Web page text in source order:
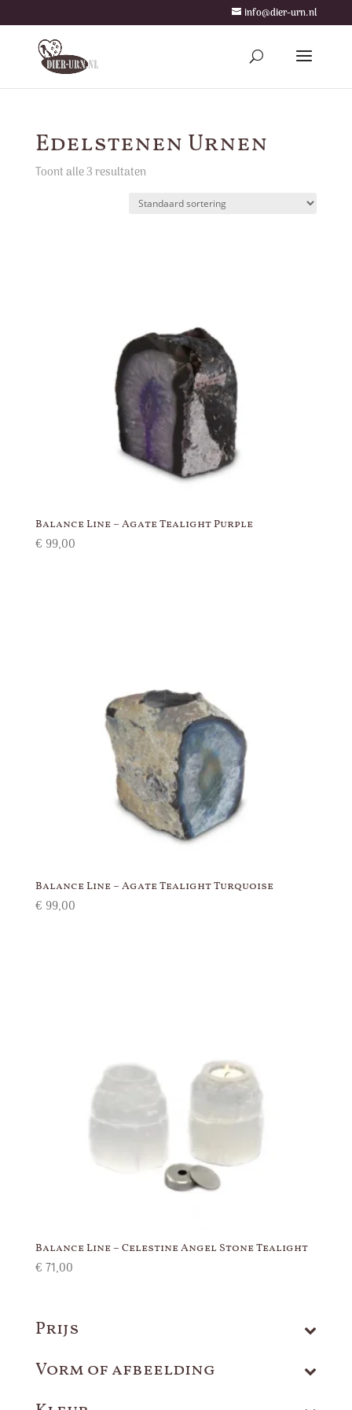
info@dier-urn.nl
Edelstenen Urnen
Toont alle 3 resultaten
Balance Line – Agate Tealight Purple
€ 99,00
Balance Line – Agate Tealight Turquoise
€ 99,00
Balance Line – Celestine Angel Stone Tealight
€ 71,00
Prijs
Vorm of afbeelding